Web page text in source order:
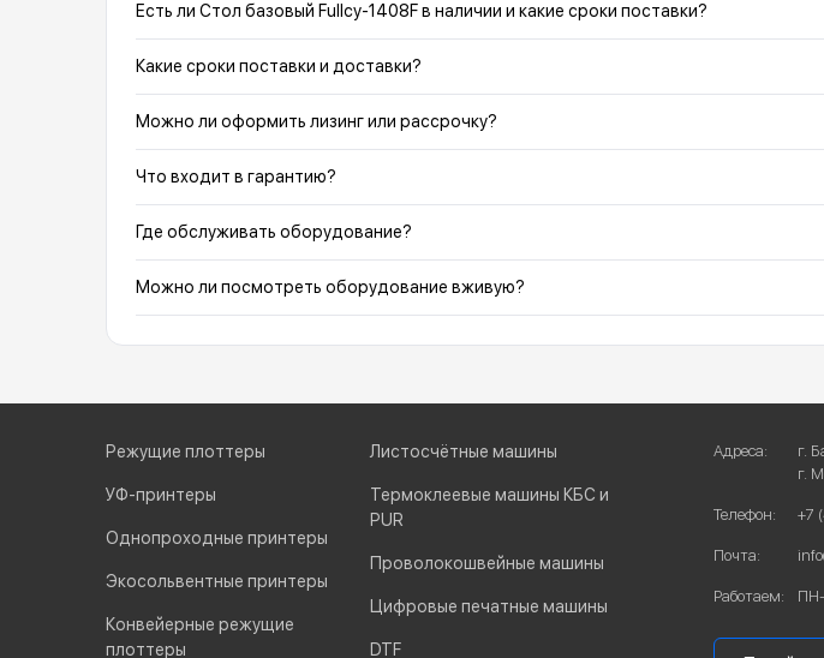
Есть ли Стол базовый Fullcy-1408F в наличии и какие сроки поставки?
Какие сроки поставки и доставки?
Можно ли оформить лизинг или рассрочку?
Что входит в гарантию?
Где обслуживать оборудование?
Можно ли посмотреть оборудование вживую?
Режущие плоттеры
УФ-принтеры
Однопроходные принтеры
Экосольвентные принтеры
Конвейерные режущие
плоттеры
Листосчётные машины
Термоклеевые машины КБС и
PUR
Проволокошвейные машины
Цифровые печатные машины
DTF
Адреса:
г.
г.
Телефон: +7
Почта:
Работаем: